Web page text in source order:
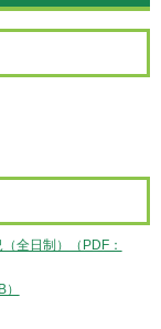
全日制）（PDF：